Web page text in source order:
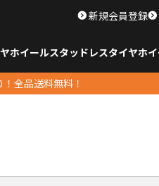
新規会員登録
ホイールスタッドレスタイヤホ
全品送料無料！